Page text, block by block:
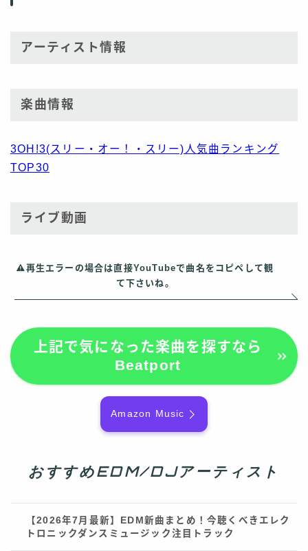
アーティスト情報
楽曲情報
3OH!3(スリー・オー！・スリー)人気曲ランキング
TOP30
ライブ動画
再生エラーの場合は直接YouTubeで曲名をコピペして観
て下さいね。
上記で気になった楽曲を探すなら
Beatport
Amazon Music
おすすめEDM/DJアーティスト
【2026年7月最新】EDM新曲まとめ！今聴くべきエレク
トロニックダンスミュージック注目トラック